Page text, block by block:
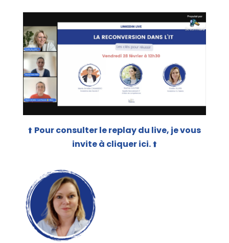
⬆️ Pour consulter le replay du live, je vous
invite à cliquer ici.⬆️